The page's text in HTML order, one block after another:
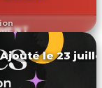
Ajouté le 23